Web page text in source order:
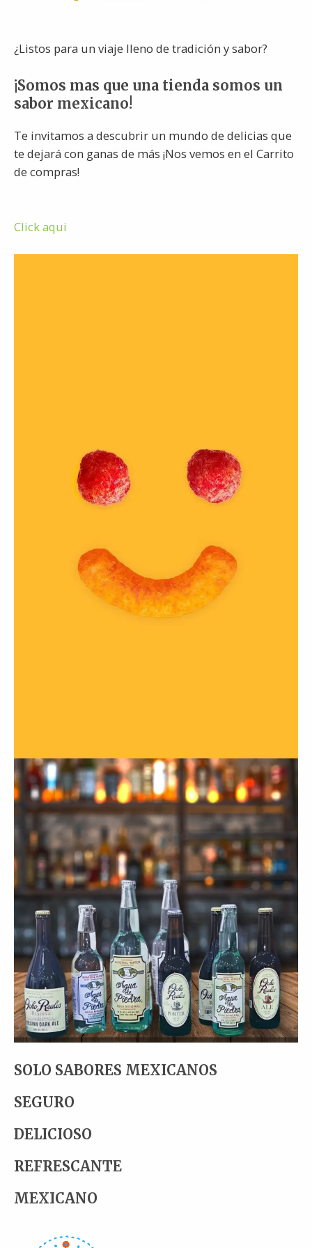
¿Listos para un viaje lleno de tradición y sabor?
¡Somos mas que una tienda somos un
sabor mexicano!
Te invitamos a descubrir un mundo de delicias que
te dejará con ganas de más ¡Nos vemos en el Carrito
de compras!
Click aqui
SOLO SABORES MEXICANOS
SEGURO
DELICIOSO
REFRESCANTE
MEXICANO